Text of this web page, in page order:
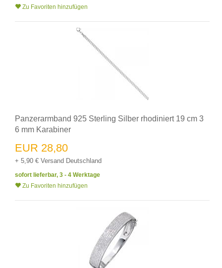
Zu Favoriten hinzufügen
Panzerarmband 925 Sterling Silber rhodiniert 19 cm 3
6 mm Karabiner
EUR 28,80
+ 5,90 € Versand Deutschland
sofort lieferbar, 3 - 4 Werktage
Zu Favoriten hinzufügen